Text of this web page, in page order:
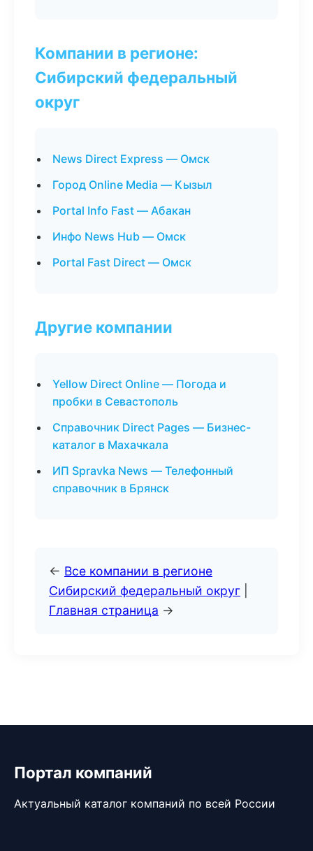
Компании в регионе:
Сибирский федеральный
округ
News Direct Express — Омск
Город Online Media — Кызыл
Portal Info Fast — Абакан
Инфо News Hub — Омск
Portal Fast Direct — Омск
Другие компании
Yellow Direct Online — Погода и
пробки в Севастополь
Справочник Direct Pages — Бизнес-
каталог в Махачкала
ИП Spravka News — Телефонный
справочник в Брянск
← Все компании в регионе
Сибирский федеральный округ
Главная страница →
Портал компаний
Актуальный каталог компаний по всей России